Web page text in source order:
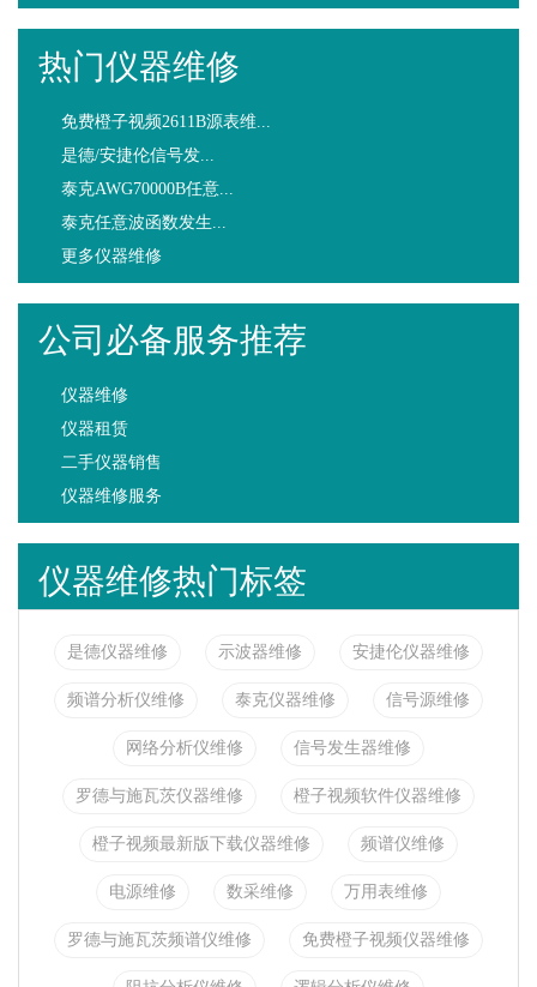
热门仪器维修
免费橙子视频2611B源表维...
是德/安捷伦信号发...
泰克AWG70000B任意...
泰克任意波函数发生...
更多仪器维修
公司必备服务推荐
仪器维修
仪器租赁
二手仪器销售
仪器维修服务
仪器维修热门标签
是德仪器维修 示波器维修 安捷伦仪器维修
频谱分析仪维修 泰克仪器维修 信号源维修
网络分析仪维修 信号发生器维修
罗德与施瓦茨仪器维修 橙子视频软件仪器维修
橙子视频最新版下载仪器维修 频谱仪维修
电源维修 数采维修 万用表维修
罗德与施瓦茨频谱仪维修 免费橙子视频仪器维修